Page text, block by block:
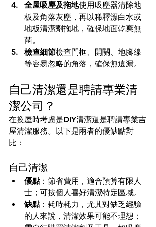
全屋吸塵及拖地使用吸塵器清除地
板及角落灰塵，再以稀釋漂白水或
地板清潔劑拖地，確保地面乾爽無
菌。
檢查細節檢查門框、開關、地腳線
等容易忽略的角落，確保無遺漏。
自己清潔還是聘請專業清
潔公司？
在換屋時考慮是DIY清潔還是聘請專業吉
屋清潔服務。以下是兩者的優缺點對
比：
自己清潔
優點：節省費用，適合預算有限人
士；可按個人喜好清潔特定區域。
缺點：耗時耗力，尤其對缺乏經驗
的人來說，清潔效果可能不理想；